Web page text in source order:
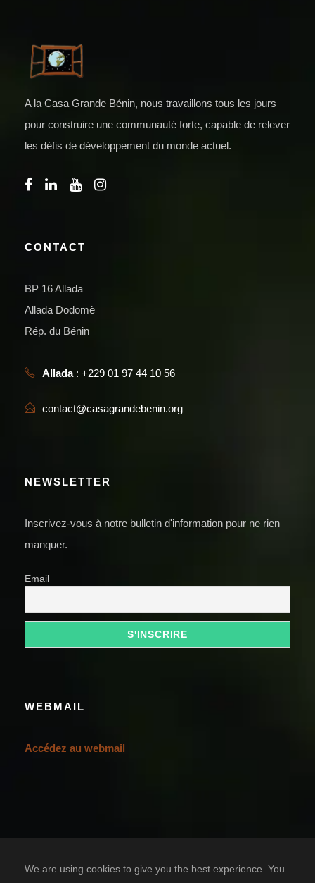
A la Casa Grande Bénin, nous travaillons tous les jours
pour construire une communauté forte, capable de relever
les défis de développement du monde actuel.
CONTACT
BP 16 Allada
Allada Dodomè
Rép. du Bénin
Allada: +229 01 97 44 10 56
contact@casagrandebenin.org
NEWSLETTER
Inscrivez-vous à notre bulletin d'information pour ne rien
manquer.
Email
WEBMAIL
Accédez au webmail
We are using cookies to give you the best experience. You